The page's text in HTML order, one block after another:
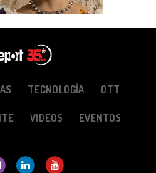
TECNOLOGÍA OTT
VIDEOS EVENTOS